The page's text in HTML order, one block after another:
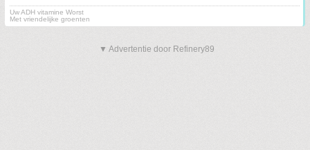
Uw ADH vitamine Worst
Met vriendelijke groenten
▼ Advertentie door Refinery89